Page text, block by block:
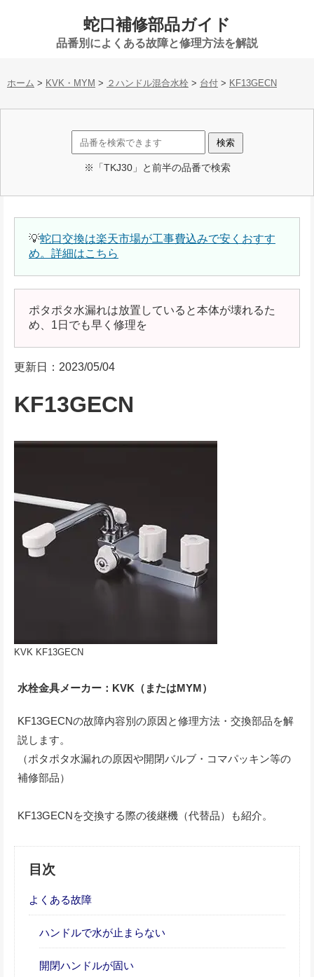
蛇口補修部品ガイド
品番別によくある故障と修理方法を解説
ホーム > KVK・MYM > ２ハンドル混合水栓 > 台付 > KF13GECN
※「TKJ30」と前半の品番で検索
💡蛇口交換は楽天市場が工事費込みで安くおすす
め。詳細はこちら
ポタポタ水漏れは放置していると本体が壊れるた
め、1日でも早く修理を
更新日：2023/05/04
KF13GECN
KVK KF13GECN
水栓金具メーカー：KVK（またはMYM）
KF13GECNの故障内容別の原因と修理方法・交換部品を解
説します。
（ポタポタ水漏れの原因や開閉バルブ・コマパッキン等の
補修部品）
KF13GECNを交換する際の後継機（代替品）も紹介。
目次
よくある故障
ハンドルで水が止まらない
開閉ハンドルが固い